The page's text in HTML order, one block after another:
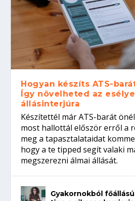
Hogyan készíts ATS-
Így növelheted az
állásinterjúra
Készítettél már ATS-barát
most hallottál először erről a
meg a tapasztalataidat
hogy a te tipped segít valaki
megszerezni álmai állását.
Gyakornokból